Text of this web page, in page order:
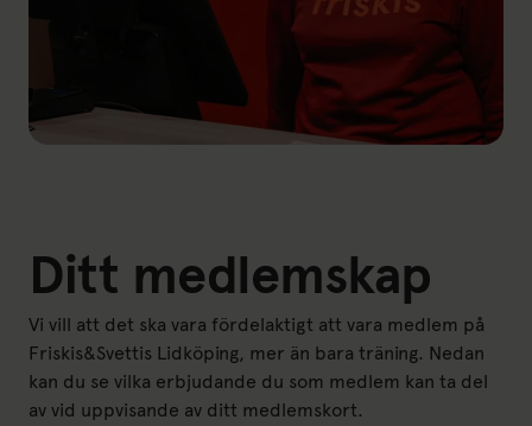
Ditt medlemskap
Vi vill att det ska vara fördelaktigt att vara medlem på
Friskis&Svettis Lidköping, mer än bara träning. Nedan
kan du se vilka erbjudande du som medlem kan ta del
av vid uppvisande av ditt medlemskort.